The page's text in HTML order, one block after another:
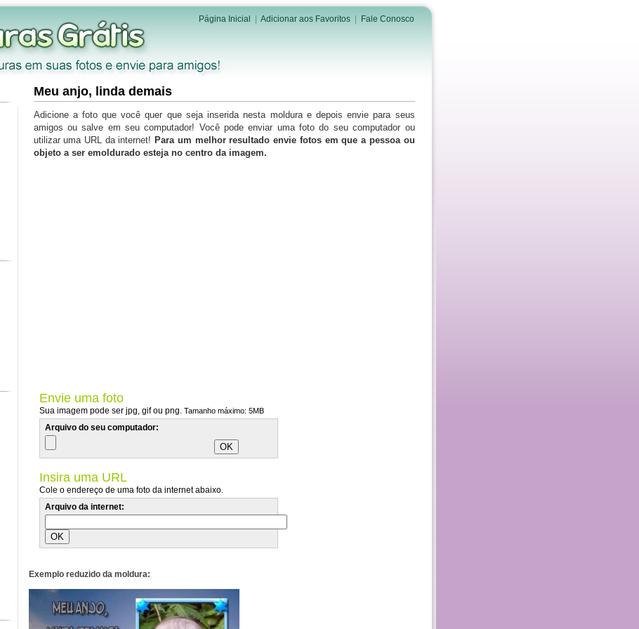
Página Inicial Adicionar aos Favoritos| Fale Conosco
Meu anjo, linda demais
Adicione a foto que você quer que seja inserida nesta moldura e depois envie para seus
amigos ou salve em seu computador! Você pode enviar uma foto do seu computador ou
utilizar uma URL da internet! Para um melhor resultado envie fotos em que a pessoa ou
objeto a ser emoldurado esteja no centro da imagem.
Envie uma foto
Sua imagem pode ser jpg, gif ou png. Tamanho máximo: 5MB
Arquivo do seu computador:
Insira uma URL
Cole o endereço de uma foto da internet abaixo.
Arquivo da internet:
Exemplo reduzido da moldura: